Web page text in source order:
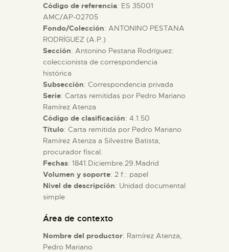
ACTIVIDADES
█
EL MUSEO
COLECCIONES
DIDÁCTICA
ESPAÑOL
Código de referencia: ES 35001
AMC/AP-02705
Fondo/Colección: ANTONINO PESTANA
RODRÍGUEZ (A.P.)
Sección: Antonino Pestana Rodríguez:
coleccionista de correspondencia
histórica
Subsección: Correspondencia privada
Serie: Cartas remitidas por Pedro Mariano
Ramírez Atenza
Código de clasificación: 4.1.50
Título: Carta remitida por Pedro Mariano
Ramírez Atenza a Silvestre Batista,
procurador fiscal.
Fechas: 1841.Diciembre.29.Madrid
Volumen y soporte: 2 f.: papel
Nivel de descripción: Unidad documental
simple
Área de contexto
Nombre del productor: Ramírez Atenza,
Pedro Mariano